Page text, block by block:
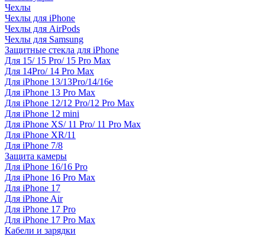
Чехлы
Чехлы для iPhone
Чехлы для AirPods
Чехлы для Samsung
Защитные стекла для iPhone
Для 15/ 15 Pro/ 15 Pro Max
Для 14Pro/ 14 Pro Max
Для iPhone 13/13Pro/14/16e
Для iPhone 13 Pro Max
Для iPhone 12/12 Pro/12 Pro Max
Для iPhone 12 mini
Для iPhone XS/ 11 Pro/ 11 Pro Max
Для iPhone XR/11
Для iPhone 7/8
Защита камеры
Для iPhone 16/16 Pro
Для iPhone 16 Pro Max
Для iPhone 17
Для iPhone Air
Для iPhone 17 Pro
Для iPhone 17 Pro Max
Кабели и зарядки